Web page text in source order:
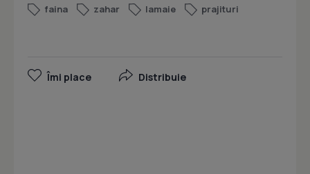
faina
zahar lamaie prajituri
Îmi place Distribuie